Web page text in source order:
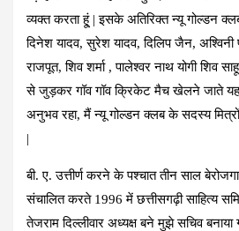
व्यक्त करता हू्ं | इसके अतिरिक्त न्यू गोल्डन क्लब
दिनेश यादव, सुरेश यादव, दिलिप जैन,
राजपूत, शिव शर्मा , पालेश्वर नाथ योगी शिव
से जुड़कर गॉव गॉव क्रिकेट मैच खेलने जाते यह
अनुभव रहा, मैं न्यू गोल्डन क्लब के सदस्य
|
बी. ए. उत्तीर्ण करने के पश्चात तीन साल
संचालित करते 1996 में छत्तीसगढ़ी साहित्य
तेजराम दिल्लीवार अध्यक्ष बने मुझे सचिव